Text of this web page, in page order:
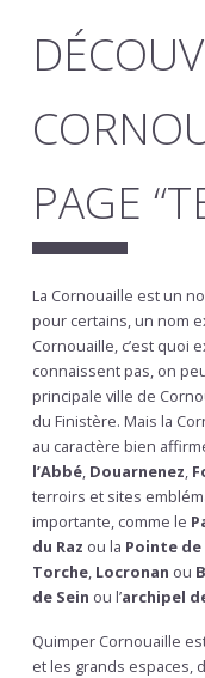
PAGE
La Cornouaille est un
pour certains, un nom
Cornouaille, c’est quoi
connaissent pas, on
principale ville de
du Finistère. Mais la
au caractère bien
l’Abbé, Douarnenez,
terroirs et sites
importante, comme le
du Raz ou la Pointe de
Torche, Locronan ou
de Sein ou l’archipel
Quimper Cornouaille
et les grands espaces,